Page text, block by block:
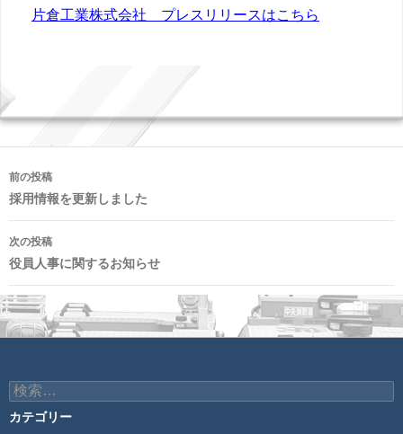
片倉工業株式会社 プレスリリースはこちら
稿
ナ
ビ
ゲ
ー
ョ
ン
前の投稿
採用情報を更新しました
次の投稿
役員人事に関するお知らせ
検
索:
カテゴリー